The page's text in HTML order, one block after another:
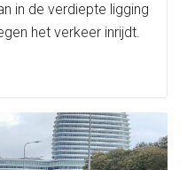
in de verdiepte ligging
het verkeer inrijdt.